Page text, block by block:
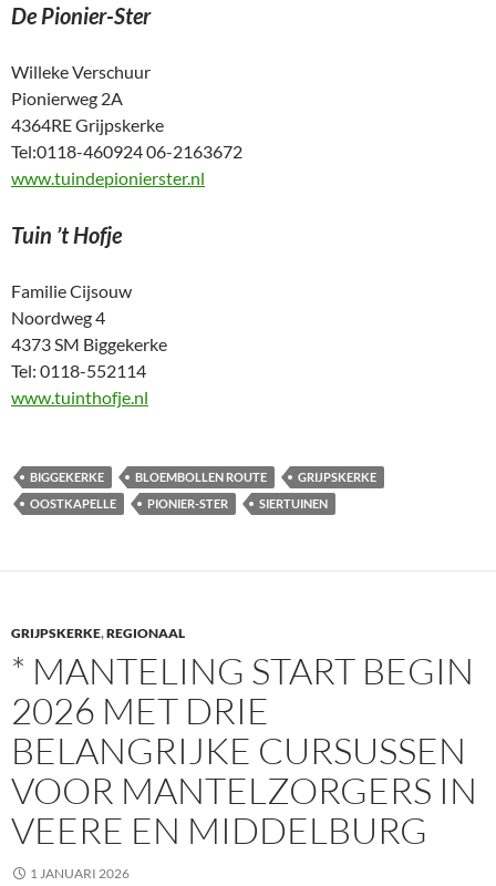
De Pionier-Ster
Willeke Verschuur
Pionierweg 2A
4364RE Grijpskerke
Tel:0118-460924 06-2163672
www.tuindepionierster.nl
Tuin ’t Hofje
Familie Cijsouw
Noordweg 4
4373 SM Biggekerke
Tel: 0118-552114
www.tuinthofje.nl
BIGGEKERKE BLOEMBOLLEN ROUTE
GRIJPSKERKE
OOSTKAPELLE
PIONIER-STER SIERTUINEN
GRIJPSKERKE,REGIONAAL
* MANTELING START BEGIN
2026 MET DRIE
BELANGRIJKE CURSUSSEN
VOOR MANTELZORGERS IN
VEERE EN MIDDELBURG
1 JANUARI 2026